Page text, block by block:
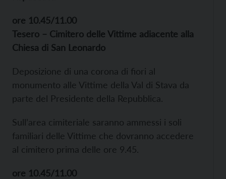
ore 10.45/11.00
Tesero – Cimitero delle Vittime adiacente alla
Chiesa di San Leonardo
Deposizione di una corona di fiori al
monumento alle Vittime della Val di Stava da
parte del Presidente della Repubblica.
Sull’area cimiteriale saranno ammessi i soli
familiari delle Vittime che dovranno accedere
al cimitero prima delle ore 9.45.
ore 10.45/11.00